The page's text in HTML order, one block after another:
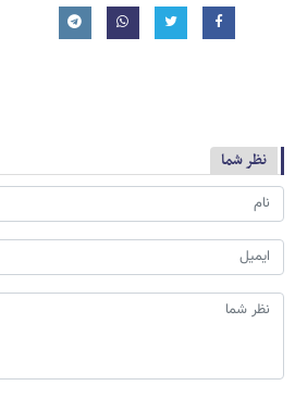
نظر شما